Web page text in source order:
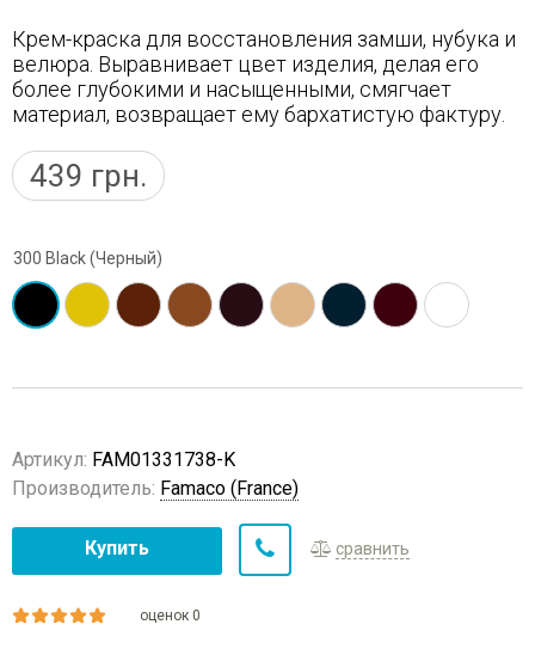
Крем-краска для восстановления замши, нубука и
велюра. Выравнивает цвет изделия, делая его
более глубокими и насыщенными, смягчает
материал, возвращает ему бархатистую фактуру.
439 грн.
300 Black (Черный)
Артикул: FAM01331738-K
Производитель: Famaco (France)
Купить сравнить
оценок 0